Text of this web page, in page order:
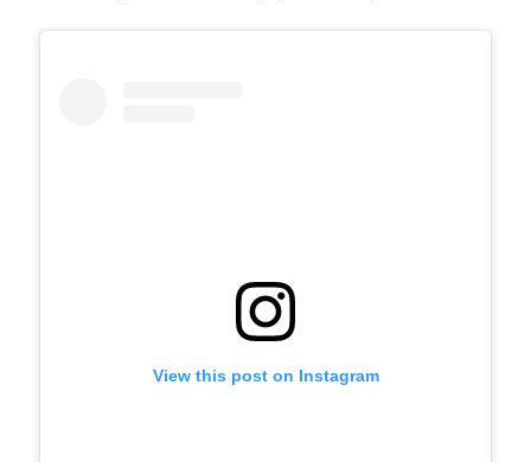
View this post on Instagram